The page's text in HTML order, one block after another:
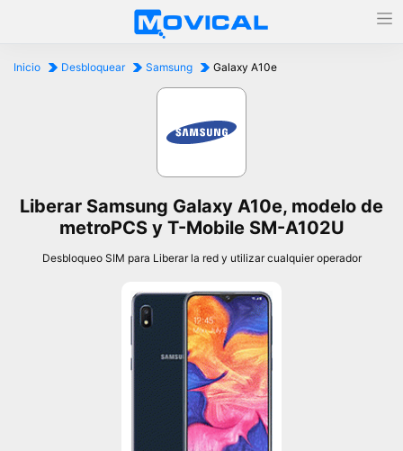
Inicio Desbloquear Samsung Galaxy A10e
Liberar Samsung Galaxy A10e, modelo de
metroPCS y T-Mobile SM-A102U
Desbloqueo SIM para Liberar la red y utilizar cualquier operador